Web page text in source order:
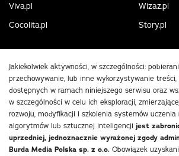
Viva.pl
Wizaz.pl
Cocolita.pl
Story.pl
Jakiekolwiek aktywności, w szczególności:
przechowywanie, lub inne wykorzystywanie
dostępnych w ramach niniejszego serwisu oraz
w szczególności w celu ich eksploracji,
rozwoju, modyfikacji i szkolenia systemów uczenia
algorytmów lub sztucznej inteligencji jest
uprzedniej, jednoznacznie wyrażonej zgody
Burda Media Polska sp. z o.o. Obowiązek